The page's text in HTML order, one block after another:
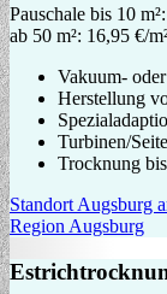
Pauschale bis 10
ab 50 m²: 16,95 €/
Vakuum-
Herstellung
Turbinen/
Trocknung
Standort Augsburg
Region Augsburg